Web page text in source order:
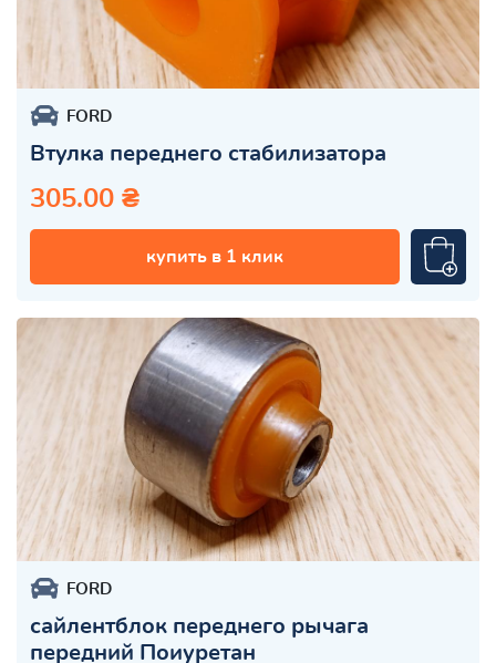
FORD
Втулка переднего стабилизатора
305.00 ₴
купить в 1 клик
FORD
сайлентблок переднего рычага
передний Поиуретан